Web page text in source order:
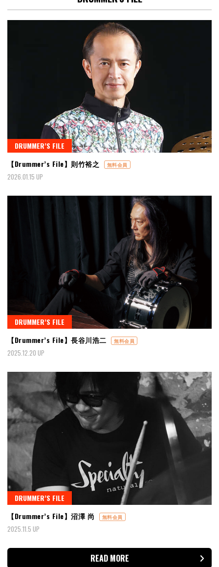
DRUMMER’S FILE
【Drummer’s File】則竹裕之
無料会員
2026.01.15 UP
DRUMMER’S FILE
【Drummer’s File】長谷川浩二
無料会員
2025.12.20 UP
DRUMMER’S FILE
【Drummer’s File】沼澤 尚
無料会員
2025.11.5 UP
READ MORE